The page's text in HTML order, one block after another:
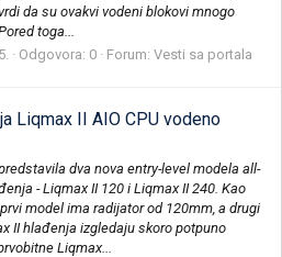
da su ovakvi vodeni blokovi mnogo
toga...
Odgovora: 0 Forum: Vesti sa portala
Liqmax II AIO CPU vodeno
dva nova entry-level modela all-
- Liqmax II 120 i Liqmax II 240. Kao
model ima radijator od 120mm, a drugi
II hlađenja izgledaju skoro potpuno
Liqmax...